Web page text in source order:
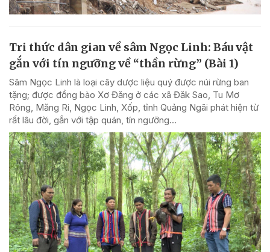
Tri thức dân gian về sâm Ngọc Linh: Báu vật
gắn với tín ngưỡng về “thần rừng” (Bài 1)
Sâm Ngọc Linh là loại cây dược liệu quý được núi rừng ban
tặng; được đồng bào Xơ Đăng ở các xã Đăk Sao, Tu Mơ
Rông, Măng Ri, Ngọc Linh, Xốp, tỉnh Quảng Ngãi phát hiện từ
rất lâu đời, gắn với tập quán, tín ngưỡng...